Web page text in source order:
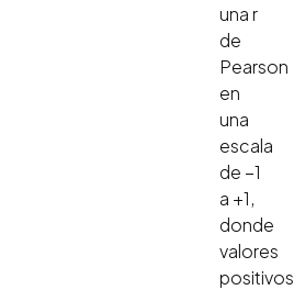
una r
de
Pearson
en
una
escala
de −1
a +1,
donde
valores
positivos